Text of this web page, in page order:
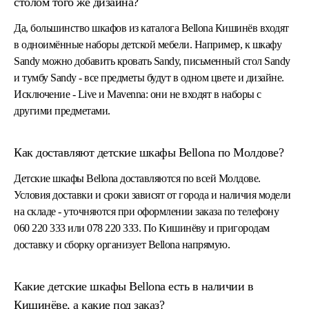
Да, большинство шкафов из каталога Bellona Кишинёв входят
в одноимённые наборы детской мебели. Например, к шкафу
Sandy можно добавить кровать Sandy, письменный стол Sandy
и тумбу Sandy - все предметы будут в одном цвете и дизайне.
Исключение - Live и Mavenna: они не входят в наборы с
другими предметами.
Как доставляют детские шкафы Bellona по Молдове?
Детские шкафы Bellona доставляются по всей Молдове.
Условия доставки и сроки зависят от города и наличия модели
на складе - уточняются при оформлении заказа по телефону
060 220 333 или 078 220 333. По Кишинёву и пригородам
доставку и сборку организует Bellona напрямую.
Какие детские шкафы Bellona есть в наличии в
Кишинёве, а какие под заказ?